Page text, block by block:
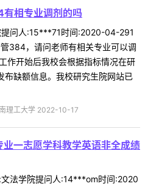
相专业调剂的吗
问人:15***71时间:2020-04-291
384，请问老师有相关专业可以调
作开始后我校会根据指标情况在研
布缺额信息。我校研究生院网站已
理工大学 2022-10-17
一志愿学科教学英语非全成绩
法学院提问人:14***om时间:2020